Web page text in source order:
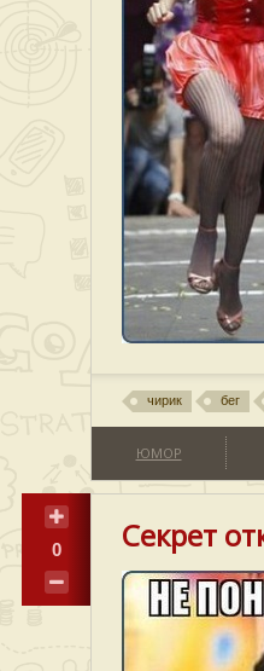
чирик бег
ЮМОР
0 Секрет